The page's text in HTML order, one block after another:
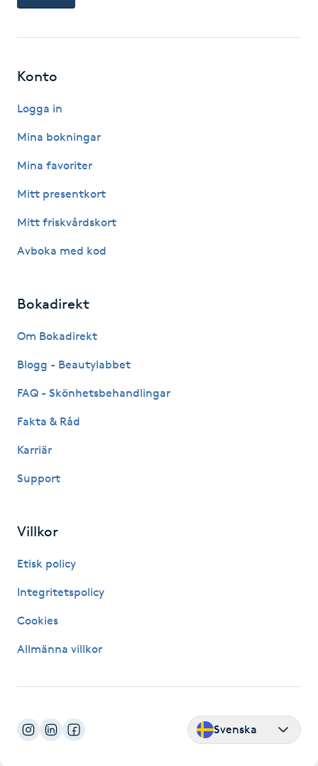
Hårborttagning
Hårförlängning
Hårvård
Hälsa
Hälsprickor
Idrottsmassage
IPL hårborttagning
Japansk massage
K18
Keratinbehandling
Konto
Logga in
Mina bokningar
Mina favoriter
Mitt presentkort
Mitt friskvårdskort
Avboka med kod
Bokadirekt
Om Bokadirekt
Blogg - Beautylabbet
FAQ - Skönhetsbehandlingar
Fakta & Råd
Karriär
Support
Villkor
Etisk policy
Integritetspolicy
Cookies
Allmänna villkor
Svenska